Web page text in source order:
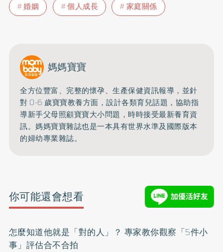
婚姻
個人成長 家庭關係
媽媽寶寶
全方位豐富、完整的懷孕、生產保健資訊報導，並針
對 0-6 歲寶寶教養方面，設計各類育兒話題，協助指
導新手父母照顧寶寶大小問題，時時接受最新養育資
訊。媽媽寶寶雜誌也是一本具有世界水準及國際版本
的婦幼專業雜誌。
你可能還會想看
怎麼知道他就是「對的人」？ 專家教你觀察「5件小
事」評估合不合拍